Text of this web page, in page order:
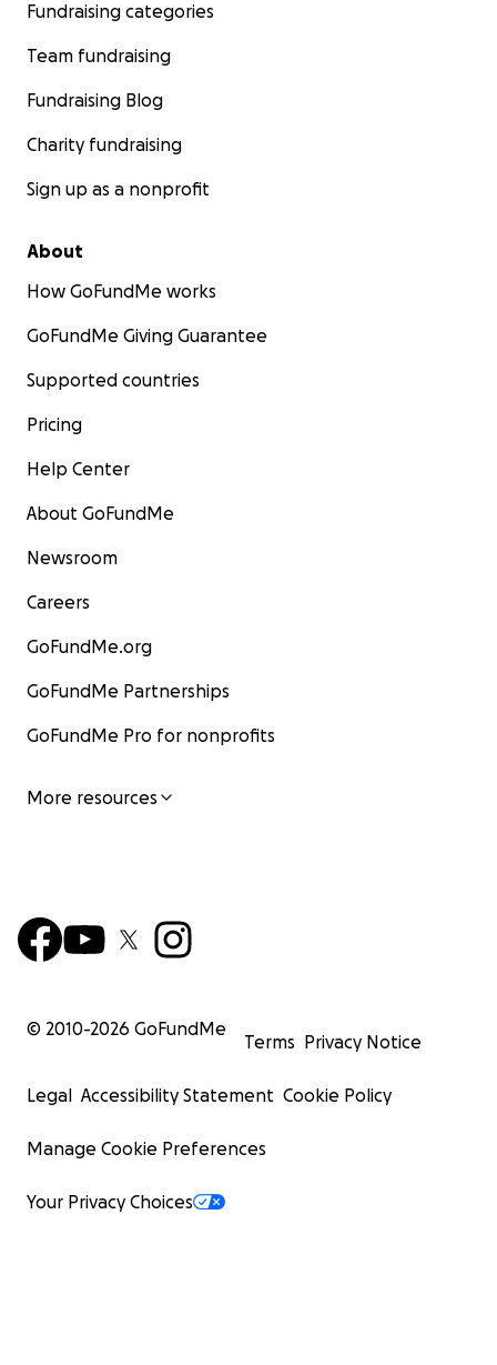
Fundraising categories
Team fundraising
Fundraising Blog
Charity fundraising
Sign up as a nonprofit
About
How GoFundMe works
GoFundMe Giving Guarantee
Supported countries
Pricing
Help Center
About GoFundMe
Newsroom
Careers
GoFundMe.org
GoFundMe Partnerships
GoFundMe Pro for nonprofits
More resources
© 2010-2026 GoFundMe
Terms Privacy Notice
Legal Accessibility Statement Cookie Policy
Manage Cookie Preferences
Your Privacy Choices